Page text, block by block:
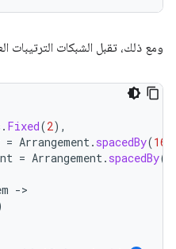
ومع ذلك، تقبل الشبكات الترتيبات
. Fixed(2),
= Arrangement. spacedBy(16.
= Arrangement. spacedBy(
-